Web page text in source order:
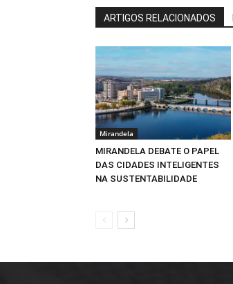
ARTIGOS RELACIONADOS
Mirandela
MIRANDELA DEBATE O PAPEL
DAS CIDADES INTELIGENTES
NA SUSTENTABILIDADE